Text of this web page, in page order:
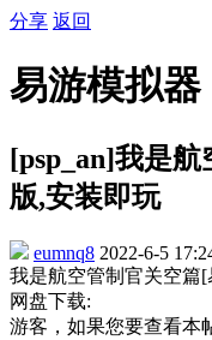
分享 返回
易游模拟器
[psp_an]我是
版,安装即玩
eumnq8 2022-6-5
我是航空管制官关空篇[
网盘下载:
游客，如果您要查看本